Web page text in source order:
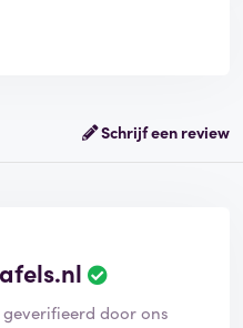
Schrijf een review
door ons